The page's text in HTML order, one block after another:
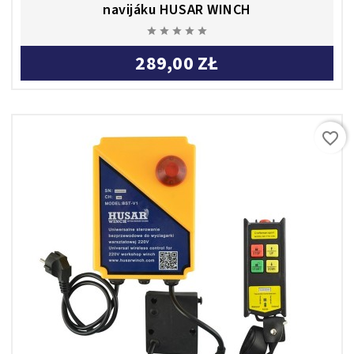
navijáku HUSAR WINCH
    
289,00 ZŁ
favorite_border